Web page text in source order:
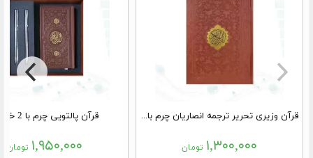
قرآن وزیری تحریر ترجمه انصاریان چرم با پلاک بدون قاب
۱,۳۰۰,۰۰۰ تومان
قرآن پالتویی چرم با 2 خودکار
۱,۹۵۰,۰۰۰ تومان